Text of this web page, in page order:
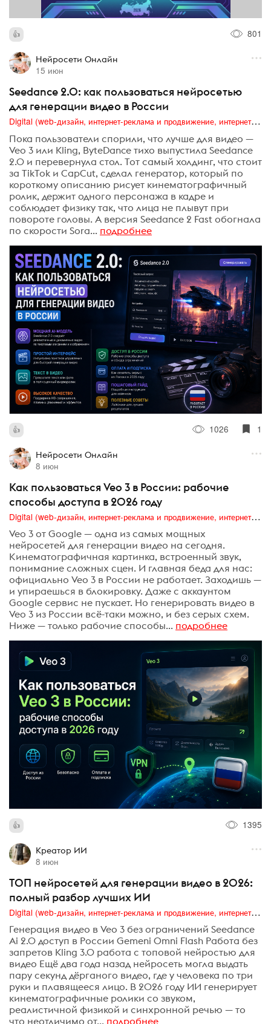
801
Нейросети Онлайн
15 июн
Seedance 2.0: как пользоваться нейросетью
для генерации видео в России
Digital (web-дизайн, интернет-реклама и продвижение, интернет-сообщества и блоги, интернет-коммуникации, мобильный маркетинг, реклама на цифровых экранах)
Пока пользователи спорили, что лучше для видео —
Veo 3 или Kling, ByteDance тихо выпустила Seedance
2.0 и перевернула стол. Тот самый холдинг, что стоит
за TikTok и CapCut, сделал генератор, который по
короткому описанию рисует кинематографичный
ролик, держит одного персонажа в кадре и
соблюдает физику так, что лица не плывут при
повороте головы. А версия Seedance 2 Fast обогнала
по скорости Sora... подробнее
1026 1
Нейросети Онлайн
8 июн
Как пользоваться Veo 3 в России: рабочие
способы доступа в 2026 году
Digital (web-дизайн, интернет-реклама и продвижение, интернет-сообщества и блоги, интернет-коммуникации, мобильный маркетинг, реклама на цифровых экранах)
Veo 3 от Google — одна из самых мощных
нейросетей для генерации видео на сегодня.
Кинематографичная картинка, встроенный звук,
понимание сложных сцен. И главная беда для нас:
официально Veo 3 в России не работает. Заходишь —
и упираешься в блокировку. Даже с аккаунтом
Google сервис не пускает. Но генерировать видео в
Veo 3 из России всё-таки можно, и без серых схем.
Ниже — только рабочие способы... подробнее
1395
Креатор ИИ
8 июн
ТОП нейросетей для генерации видео в 2026:
полный разбор лучших ИИ
Digital (web-дизайн, интернет-реклама и продвижение, интернет-сообщества и блоги, интернет-коммуникации, мобильный маркетинг, реклама на цифровых экранах)
Генерация видео в Veo 3 без ограничений Seedance
Ai 2.0 доступ в России Gemeni Omni Flash Работа без
запретов Kling 3.0 работа с топовой нейростью для
видео Ещё два года назад нейросеть могла выдать
пару секунд дёрганого видео, где у человека по три
руки и плавящееся лицо. В 2026 году ИИ генерирует
кинематографичные ролики со звуком,
реалистичной физикой и синхронной речью — то
что неотличимо от... подробнее